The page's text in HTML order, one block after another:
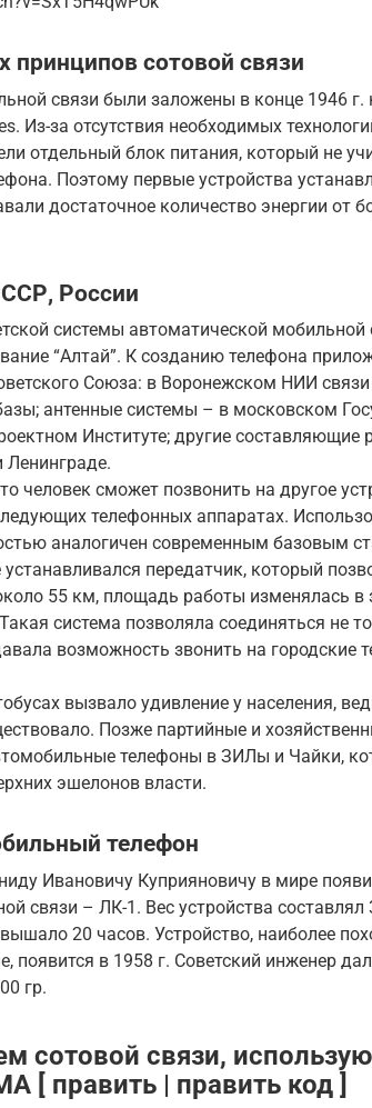
принципов сотовой связи
связи были заложены в конце 1946 г.
Из-за отсутствия необходимых
отдельный блок питания, который не
Поэтому первые устройства
достаточное количество энергии от
России
системы автоматической мобильной
“Алтай”. К созданию телефона
Союза: в Воронежском НИИ
антенные системы – в московском
Институте; другие составляющие
Ленинграде.
человек сможет позвонить на другое
телефонных аппаратах.
аналогичен современным базовым
передатчик, который
55 км, площадь работы изменялась в
система позволяла соединяться не
возможность звонить на городские
вызвало удивление у населения,
Позже партийные и
телефоны в ЗИЛы и Чайки,
эшелонов власти.
телефон
Ивановичу Куприяновичу в мире
связи – ЛК-1. Вес устройства составлял
20 часов. Устройство, наиболее
появится в 1958 г. Советский инженер
гр.
сотовой связи,
[ править | править код ]